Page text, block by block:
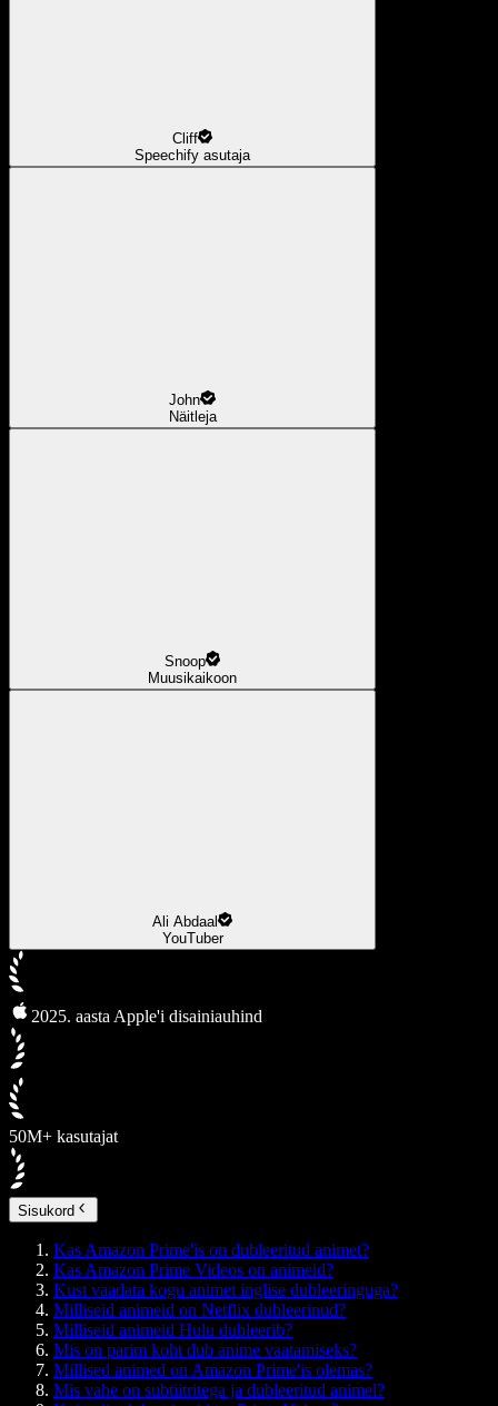
Cliff
Speechify asutaja
John
Näitleja
Snoop
Muusikaikoon
Ali Abdaal
YouTuber
2025. aasta Apple'i disainiauhind
50M+ kasutajat
Sisukord
Kas Amazon Prime'is on dubleeritud animet?
Kas Amazon Prime Videos on animeid?
Kust vaadata kogu animet inglise dubleeringuga?
Milliseid animeid on Netflix dubleerinud?
Milliseid animeid Hulu dubleerib?
Mis on parim koht dub anime vaatamiseks?
Millised animed on Amazon Prime'is olemas?
Mis vahe on subtiitritega ja dubleeritud animel?